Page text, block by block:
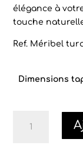
élégance à
touche
Ref. Méribel
Dimensions